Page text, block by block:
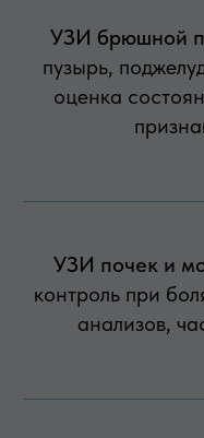
УЗИ брюшной
пузырь,
оценка
УЗИ почек и
контроль при
анализов,